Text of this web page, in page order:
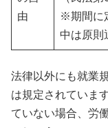
由
※期間に
中は原則
法律以外にも就業
は規定されていま
ていない場合、労